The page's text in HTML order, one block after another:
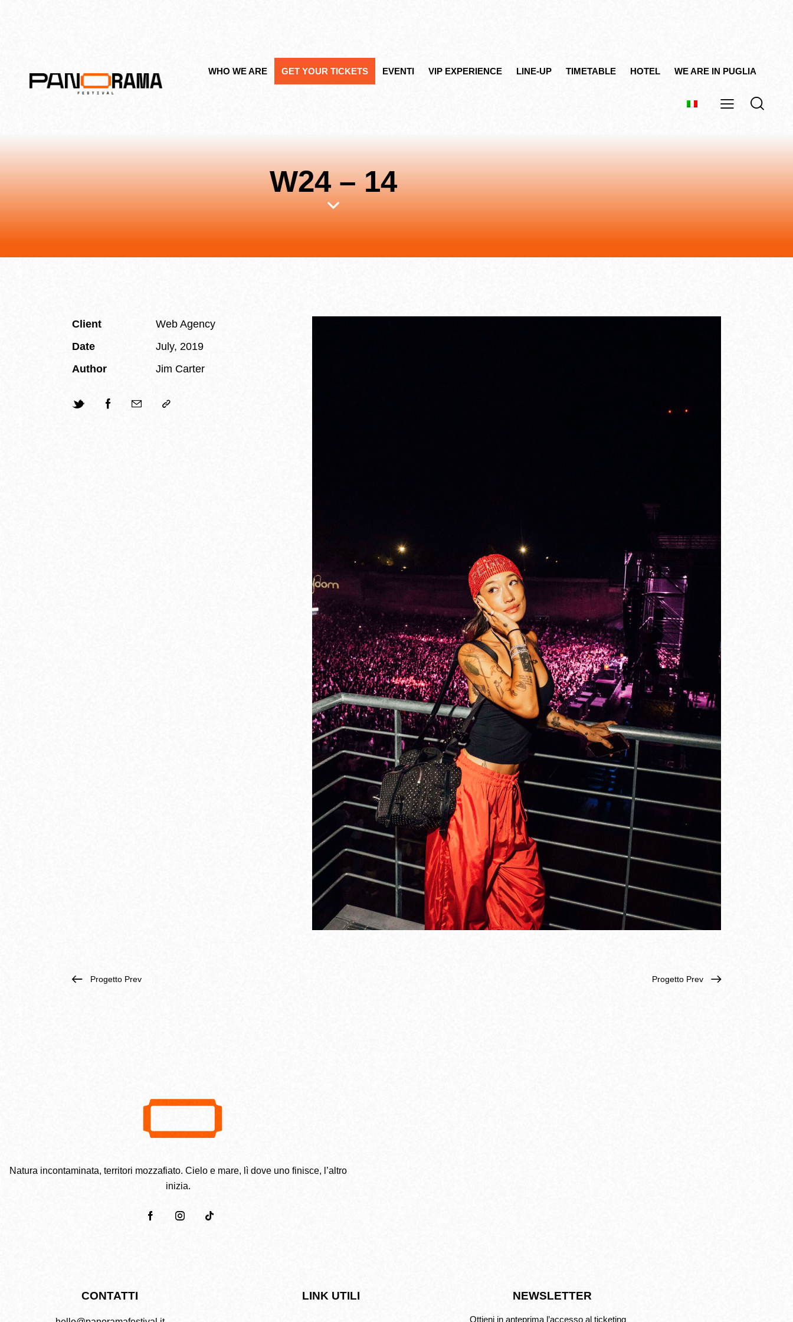
WHO WE ARE GET YOUR TICKETS EVENTI VIP EXPERIENCE LINE-UP TIMETABLE HOTEL WE ARE IN PUGLIA
W24 – 14
Client
Web Agency
Date
July, 2019
Author
Jim Carter
Progetto Prev Progetto Prev
Natura incontaminata, territori mozzafiato. Cielo e mare, lì dove uno finisce, l’altro
inizia.
CONTATTI LINK UTILI NEWSLETTER
Ottieni in anteprima l’accesso al ticketing